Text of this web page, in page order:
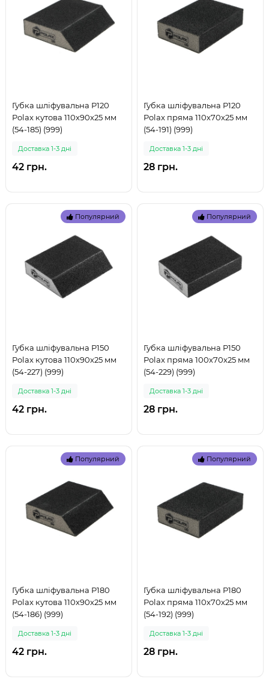
Губка шліфувальна P120
Polax кутова 110х90х25 мм
(54-185) (999)
Доставка 1-3 дні
42 грн.
Губка шліфувальна P120
Polax пряма 110х70х25 мм
(54-191) (999)
Доставка 1-3 дні
28 грн.
Популярний
Губка шліфувальна P150
Polax кутова 110х90х25 мм
(54-227) (999)
Доставка 1-3 дні
42 грн.
Популярний
Губка шліфувальна P150
Polax пряма 100х70х25 мм
(54-229) (999)
Доставка 1-3 дні
28 грн.
Популярний
Губка шліфувальна P180
Polax кутова 110х90х25 мм
(54-186) (999)
Доставка 1-3 дні
42 грн.
Популярний
Губка шліфувальна P180
Polax пряма 110х70х25 мм
(54-192) (999)
Доставка 1-3 дні
28 грн.